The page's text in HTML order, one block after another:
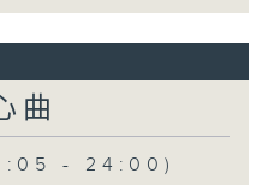
曲
- 24:00)